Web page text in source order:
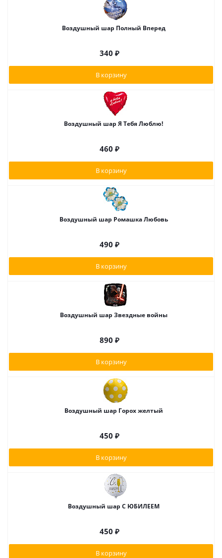
Воздушный шар Полный Вперед
340 ₽
В корзину
Воздушный шар Я Тебя Люблю!
460 ₽
В корзину
Воздушный шар Ромашка Любовь
490 ₽
В корзину
Воздушный шар Звездные войны
890 ₽
В корзину
Воздушный шар Горох желтый
450 ₽
В корзину
Воздушный шар С ЮБИЛЕЕМ
450 ₽
В корзину